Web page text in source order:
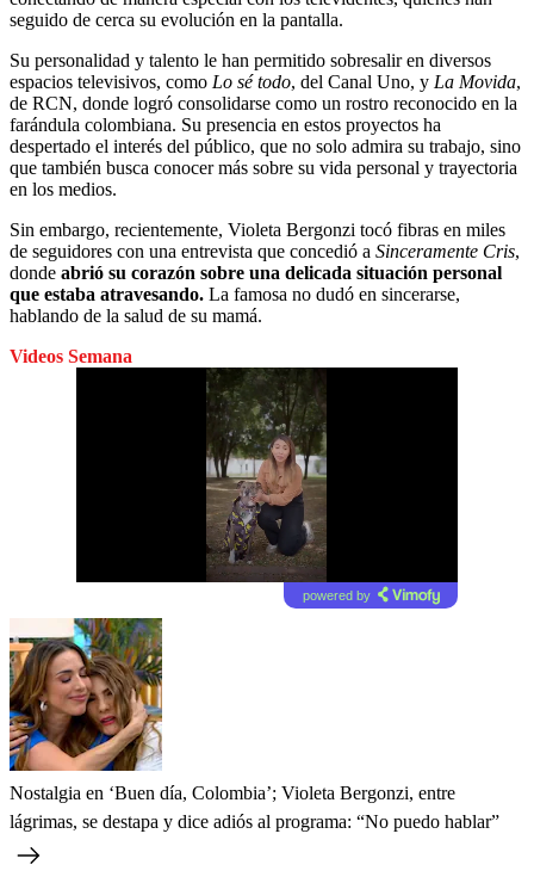
seguido de cerca su evolución en la pantalla.
Su personalidad y talento le han permitido sobresalir en diversos
espacios televisivos, como Lo sé todo, del Canal Uno, y La Movida,
de RCN, donde logró consolidarse como un rostro reconocido en la
farándula colombiana. Su presencia en estos proyectos ha
despertado el interés del público, que no solo admira su trabajo, sino
que también busca conocer más sobre su vida personal y trayectoria
en los medios.
Sin embargo, recientemente, Violeta Bergonzi tocó fibras en miles
de seguidores con una entrevista que concedió a Sinceramente Cris,
donde abrió su corazón sobre una delicada situación personal
que estaba atravesando. La famosa no dudó en sincerarse,
hablando de la salud de su mamá.
Videos Semana
powered by
Nostalgia en ‘Buen día, Colombia’; Violeta Bergonzi, entre
lágrimas, se destapa y dice adiós al programa: “No puedo hablar”